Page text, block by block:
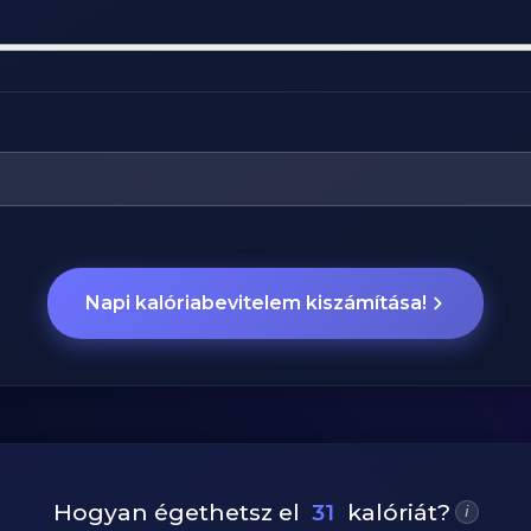
Napi kalóriabevitelem kiszámítása!
Hogyan égethetsz el 31 kalóriát? i